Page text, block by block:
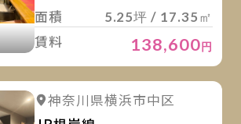
面積
5.25坪 / 17.35㎡
賃料 138,600円
詳細を見る 詳細を見る
神奈川県横浜市中区